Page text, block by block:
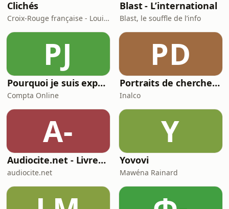
Clichés
Croix-Rouge française - Louie Media
Blast - L’international
Blast, le souffle de l’info
PJ
Pourquoi je suis expert(e)-comptable ?
Compta Online
PD
Portraits de chercheur(e)s en études aréales
Inalco
A-
Audiocite.net - Livres audio gratuits
audiocite.net
Y
Yovovi
Mawéna Rainard